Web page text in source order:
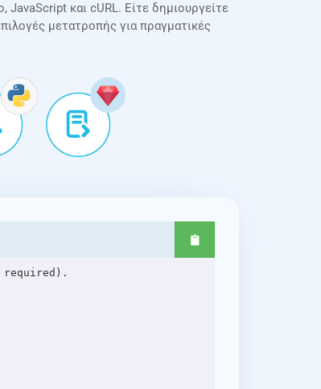
και cURL. Είτε δημιουργείτε
μετατροπής για πραγματικές
required).